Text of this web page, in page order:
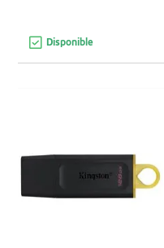
Disponible